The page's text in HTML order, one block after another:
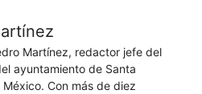
Martínez, redactor jefe del
ayuntamiento de Santa
Con más de diez